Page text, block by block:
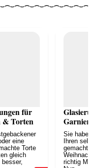
für
& Torten
eine
Torte
gleich
Sie
Ihren
richtig